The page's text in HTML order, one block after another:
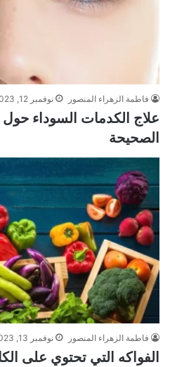
فاطمة الزهراء المنصور نوفمبر 12, 2023
علاج الكدمات السوداء
الصحيحة
فاطمة الزهراء المنصور نوفمبر 13, 2023
الفواكه التي تحتوي على